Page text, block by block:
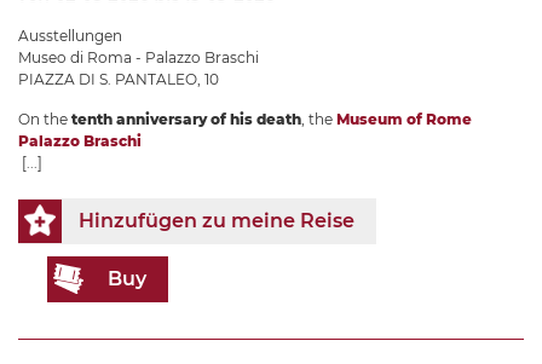
Ausstellungen
Museo di Roma - Palazzo Braschi
PIAZZA DI S. PANTALEO, 10
On the tenth anniversary of his death , the Museum of Rome
Palazzo Braschi
[...]
Hinzufügen zu meine Reise
Buy